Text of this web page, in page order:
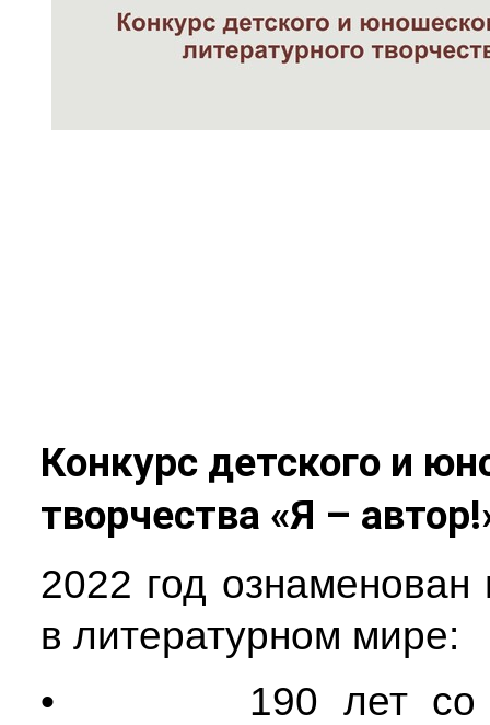
Конкурс детского и
творчества «Я –
2022 год
в литературном мире:
• 190 лет со дня